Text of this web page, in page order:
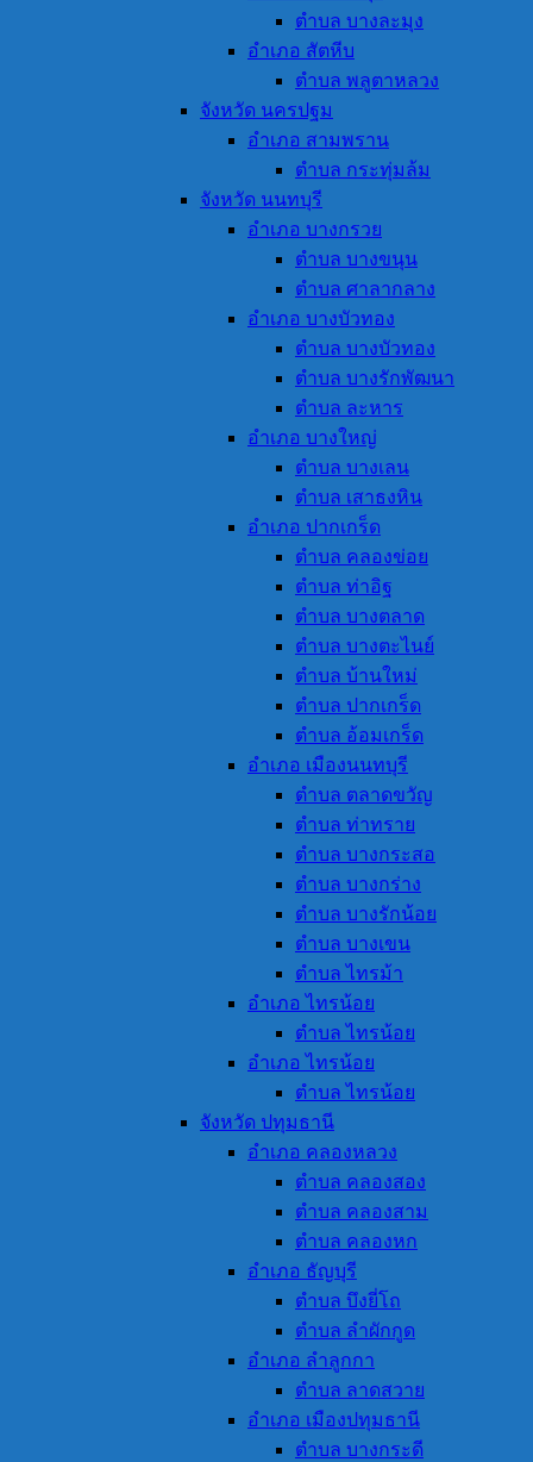
ตำบล บางละมุง
อำเภอ สัตหีบ
ตำบล พลูตาหลวง
จังหวัด นครปฐม
อำเภอ สามพราน
ตำบล กระทุ่มล้ม
จังหวัด นนทบุรี
อำเภอ บางกรวย
ตำบล บางขนุน
ตำบล ศาลากลาง
อำเภอ บางบัวทอง
ตำบล บางบัวทอง
ตำบล บางรักพัฒนา
ตำบล ละหาร
อำเภอ บางใหญ่
ตำบล บางเลน
ตำบล เสาธงหิน
อำเภอ ปากเกร็ด
ตำบล คลองข่อย
ตำบล ท่าอิฐ
ตำบล บางตลาด
ตำบล บางตะไนย์
ตำบล บ้านใหม่
ตำบล ปากเกร็ด
ตำบล อ้อมเกร็ด
อำเภอ เมืองนนทบุรี
ตำบล ตลาดขวัญ
ตำบล ท่าทราย
ตำบล บางกระสอ
ตำบล บางกร่าง
ตำบล บางรักน้อย
ตำบล บางเขน
ตำบล ไทรม้า
อำเภอ ไทรน้อย
ตำบล ไทรน้อย
อำเภอ ไทรน้อย
ตำบล ไทรน้อย
จังหวัด ปทุมธานี
อำเภอ คลองหลวง
ตำบล คลองสอง
ตำบล คลองสาม
ตำบล คลองหก
อำเภอ ธัญบุรี
ตำบล บึงยี่โถ
ตำบล ลำผักกูด
อำเภอ ลำลูกกา
ตำบล ลาดสวาย
อำเภอ เมืองปทุมธานี
ตำบล บางกระดี